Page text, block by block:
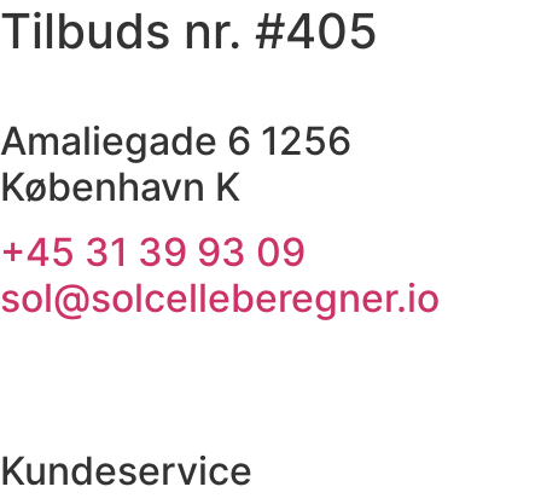
Tilbuds nr. #405
Amaliegade 6 1256
København K
+45 31 39 93 09
sol@solcelleberegner.io
Kundeservice